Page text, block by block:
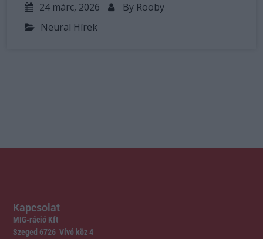
24 márc, 2026 By Rooby
Neural Hírek
Kapcsolat
MIG-ráció Kft
Szeged 6726 Vívó köz 4